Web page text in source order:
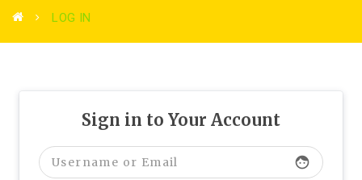
LOG IN
Sign in to Your Account
face